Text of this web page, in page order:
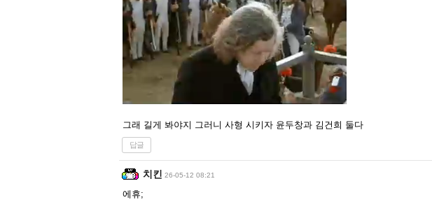
그래 길게 봐야지 그러니 사형 시키자 윤두창과 김건희 둘다
답글
치킨 26-05-12 08:21
에휴;